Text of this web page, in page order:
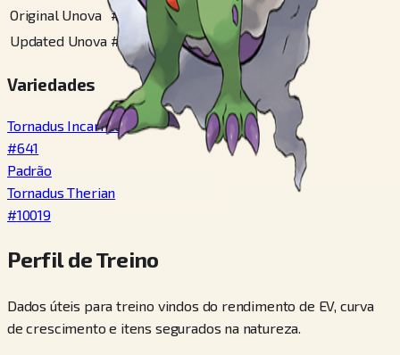
Original Unova # 147
Updated Unova # 198
Variedades
Tornadus Incarnate
#641
Padrão
Tornadus Therian
#10019
Perfil de Treino
Dados úteis para treino vindos do rendimento de EV, curva
de crescimento e itens segurados na natureza.